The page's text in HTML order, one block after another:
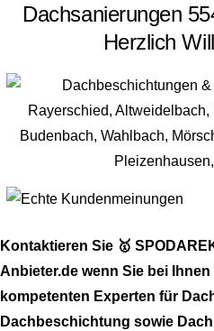
Dachsanierungen
Herzlich
Kontaktieren Sie 🥇
Anbieter.de wenn Sie bei
kompetenten Experten für
Dachbeschichtung sowie